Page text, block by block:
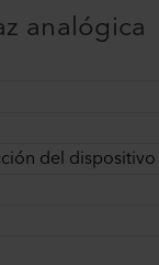
analógica
del dispositivo